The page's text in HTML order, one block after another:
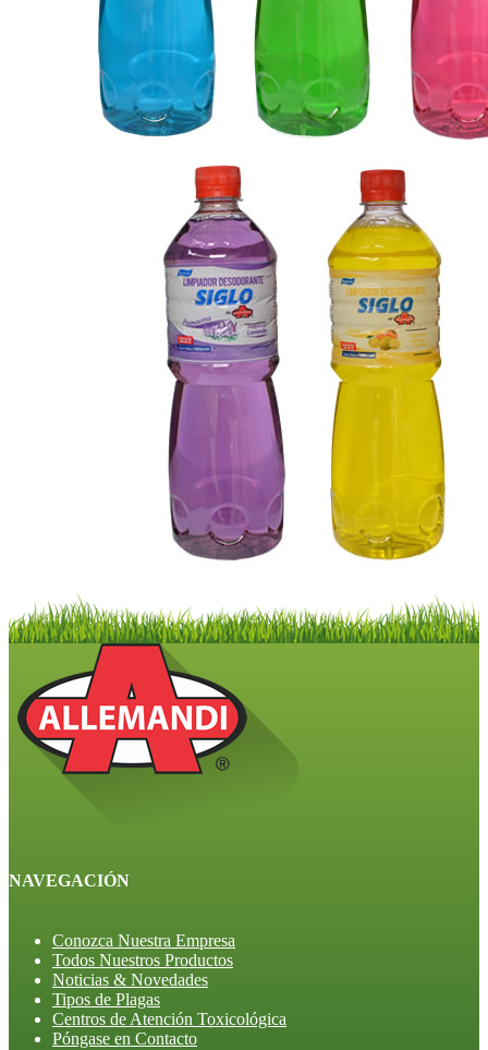
NAVEGACIÓN
Conozca Nuestra Empresa
Todos Nuestros Productos
Noticias & Novedades
Tipos de Plagas
Centros de Atención Toxicológica
Póngase en Contacto